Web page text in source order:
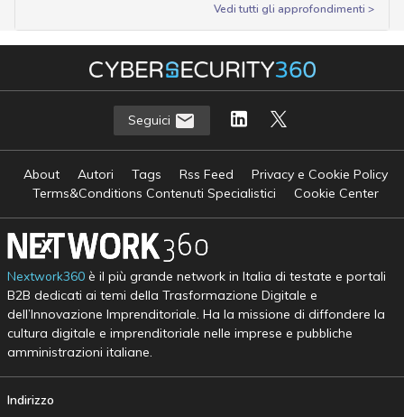
Vedi tutti gli approfondimenti >
Seguici
About Autori Tags Rss Feed
Privacy e Cookie Policy
Terms&Conditions Contenuti Specialistici
Cookie Center
Nextwork360è il più grande network in Italia di testate e portali
B2B dedicati ai temi della Trasformazione Digitale e
dell’Innovazione Imprenditoriale. Ha la missione di diffondere la
cultura digitale e imprenditoriale nelle imprese e pubbliche
amministrazioni italiane.
Indirizzo